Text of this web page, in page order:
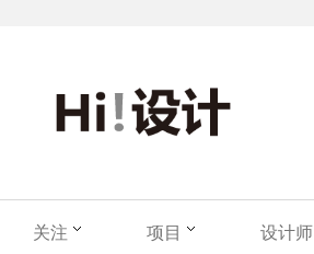
关注 项目 设计师